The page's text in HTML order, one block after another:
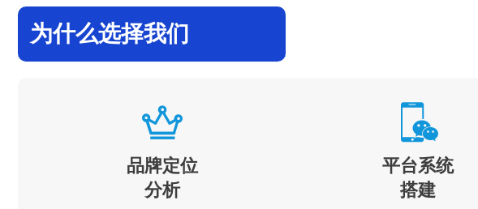
为什么选择我们
品牌定位
分析
平台系统
搭建